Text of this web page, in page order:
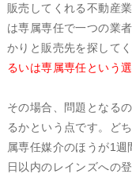
販売してくれる不動産
は専属専任で一つの業
かりと販売先を探して
るいは専属専任という
その場合、問題となる
るかという点です。ど
属専任媒介のほうが1
日以内のレインズへの